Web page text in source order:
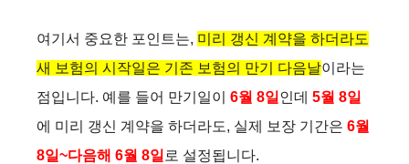
여기서 중요한 포인트는, 미리 갱신 계약을 하더라도
새 보험의 시작일은 기존 보험의 만기 다음날이라는
점입니다. 예를 들어 만기일이 6월 8일 인데 5월 8일
에 미리 갱신 계약을 하더라도, 실제 보장 기간은 6월
8일~다음해 6월 8일 로 설정됩니다.